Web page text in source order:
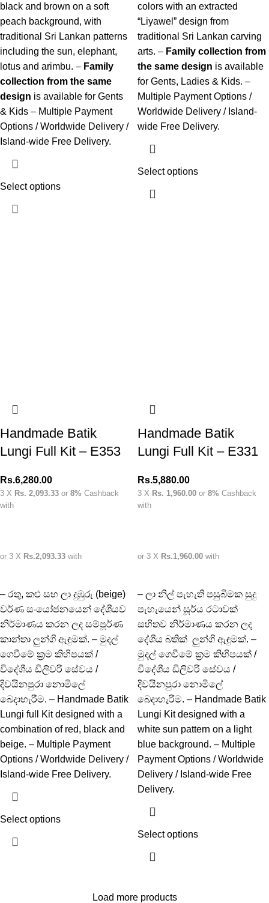
black and brown on a soft
peach background, with
traditional Sri Lankan patterns
including the sun, elephant,
lotus and arimbu. – Family
collection from the same
design is available for Gents
& Kids – Multiple Payment
Options / Worldwide Delivery /
Island-wide Free Delivery.
Select options
colors with an extracted
“Liyawel” design from
traditional Sri Lankan carving
arts. – Family collection from
the same design is available
for Gents, Ladies & Kids. –
Multiple Payment Options /
Worldwide Delivery / Island-
wide Free Delivery.
Select options
Handmade Batik
Lungi Full Kit – E353
Rs.6,280.00
3 X Rs. 2,093.33 or 8% Cashback
with
or 3 X Rs.2,093.33 with
– රතු, කළු සහ ලා දුඹුරු (beige)
වර්ණ සංයෝජනයෙන් දේශීයව
නිර්මාණය කරන ලද සම්පූර්ණ
කාන්තා ලුන්ගි ඇඳුමක්. – මුදල්
ගෙවීමේ ක්‍රම කිහිපයක් /
විදේශීය ඩිලිවරි සේවය /
දිවයිනපුරා නොමිලේ
බෙදාහැරීම. – Handmade Batik
Lungi full Kit designed with a
combination of red, black and
beige. – Multiple Payment
Options / Worldwide Delivery /
Island-wide Free Delivery.
Select options
Handmade Batik
Lungi Full Kit – E331
Rs.5,880.00
3 X Rs. 1,960.00 or 8% Cashback
with
or 3 X Rs.1,960.00 with
– ලා නිල් පැහැති පසුබිමක සුදු
පැහැයෙන් සූර්ය රටාවක්
සහිතව නිර්මාණය කරන ලද
දේශීය බතික් ලුන්ගි ඇඳුමක්. –
මුදල් ගෙවීමේ ක්‍රම කිහිපයක් /
විදේශීය ඩිලිවරි සේවය /
දිවයිනපුරා නොමිලේ
බෙදාහැරීම. – Handmade Batik
Lungi Kit designed with a
white sun pattern on a light
blue background. – Multiple
Payment Options / Worldwide
Delivery / Island-wide Free
Delivery.
Select options
Load more products